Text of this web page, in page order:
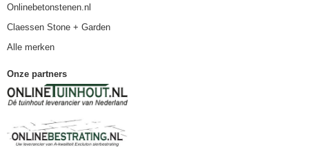
Onlinebetonstenen.nl
Claessen Stone + Garden
Alle merken
Onze partners